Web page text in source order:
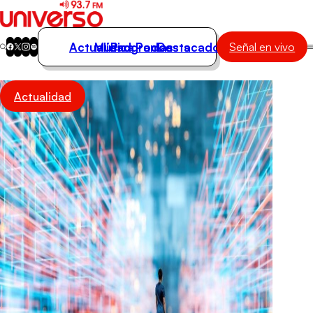
Actualidad
Música
Programas
Podcasts
Destacados
Actualidad
Música
Programas
Podcasts
Destacados Señal en vivo
Actualidad